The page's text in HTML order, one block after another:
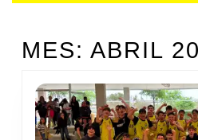
apertura
MES: ABRIL